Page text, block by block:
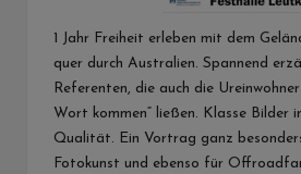
1 Jahr Freiheit erleben mit dem
quer durch Australien. Spannend
Referenten, die auch die
Wort kommen“ ließen. Klasse Bilder
Qualität. Ein Vortrag ganz
Fotokunst und ebenso für